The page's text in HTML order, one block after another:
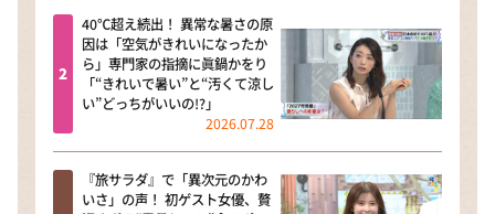
40℃超え続出！ 異常な暑さの原
因は「空気がきれいになったか
ら」専門家の指摘に眞鍋かをり
「“きれいで暑い”と“汚くて涼し
い”どっちがいいの!?」
2026.07.28
『旅サラダ』で「異次元のかわ
いさ」の声！ 初ゲスト女優、贅